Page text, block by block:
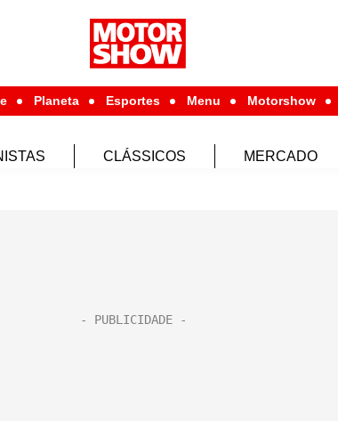
Planeta Esportes Menu Motorshow
CLÁSSICOS MERCADO